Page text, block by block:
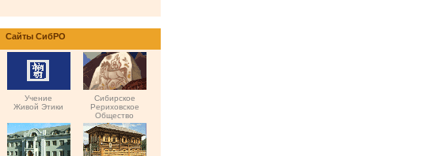
Сайты СибРО
Учение
Живой Этики
Сибирское
Рериховское
Общество